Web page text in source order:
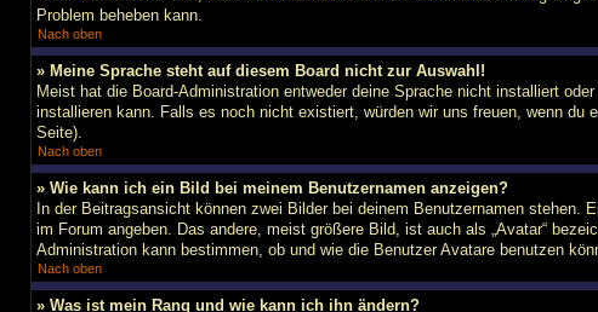
Problem beheben kann.
Nach oben
» Meine Sprache steht auf diesem Board nicht zur Auswahl!
Meist hat die Board-Administration entweder deine Sprache nicht installiert
installieren kann. Falls es noch nicht existiert, würden wir uns freuen, wenn du
Seite).
Nach oben
» Wie kann ich ein Bild bei meinem Benutzernamen anzeigen?
In der Beitragsansicht können zwei Bilder bei deinem Benutzernamen
im Forum angeben. Das andere, meist größere Bild, ist auch als „Avatar“
Administration kann bestimmen, ob und wie die Benutzer Avatare benutzen
Nach oben
» Was ist mein Rang und wie kann ich ihn ändern?